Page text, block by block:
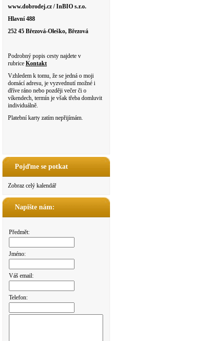
www.dobrodej.cz / InBIO s.r.o.
Hlavní 488
252 45 Březová-Oleško, Březová
Podrobný popis cesty najdete v
rubrice Kontakt
Vzhledem k tomu, že se jedná o moji
domácí adresu, je vyzvednutí možné i
dříve ráno nebo později večer či o
víkendech, termín je však třeba domluvit
individuálně.
Platební karty zatím nepřijímám.
Pojďme se potkat
Zobraz celý kalendář
Napište nám:
Předmět:
Jméno:
Váš email:
Telefon: